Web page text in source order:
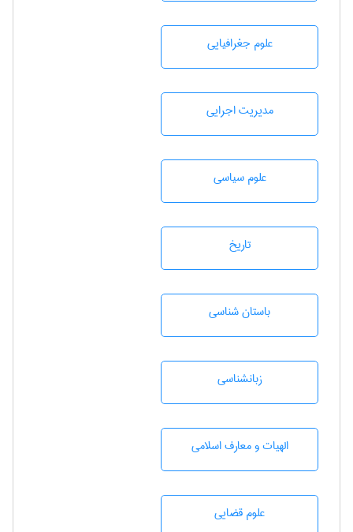
علوم جغرافيايی
مديريت اجرايی
علوم سياسی
تاريخ
باستان شناسی
زبانشناسی
الهیات و معارف اسلامی
علوم قضایی